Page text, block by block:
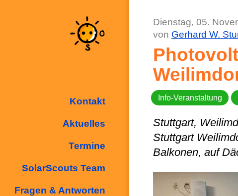
Kontakt
Aktuelles
Termine
SolarScouts Team
Fragen & Antworten
Dienstag, 05.
von Gerhard W.
Info-Veranstaltung
Stuttgart,
Stuttgart
Balkonen, auf